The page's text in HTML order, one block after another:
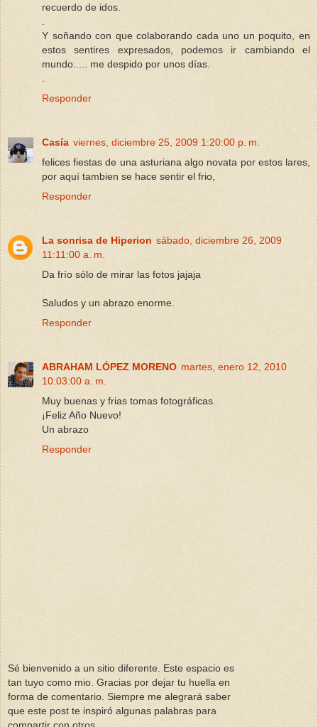
recuerdo de idos.
Y soñando con que colaborando cada uno un poquito, en
estos sentires expresados, podemos ir cambiando el
mundo..... me despido por unos días.
Responder
Casía viernes, diciembre 25, 2009 1:20:00 p. m.
felices fiestas de una asturiana algo novata por estos lares,
por aquí tambien se hace sentir el frio,
Responder
La sonrisa de Hiperion sábado, diciembre 26, 2009
11:11:00 a. m.
Da frío sólo de mirar las fotos jajaja
Saludos y un abrazo enorme.
Responder
ABRAHAM LÓPEZ MORENO martes, enero 12, 2010
10:03:00 a. m.
Muy buenas y frias tomas fotográficas.
¡Feliz Año Nuevo!
Un abrazo
Responder
Sé bienvenido a un sitio diferente. Este espacio es
tan tuyo como mio. Gracias por dejar tu huella en
forma de comentario. Siempre me alegrará saber
que este post te inspiró algunas palabras para
compartir con otros.